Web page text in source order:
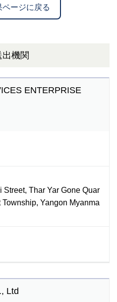
ページに戻る
出機関
ENTERPRISE
Thar Yar Gone Quar
Yangon Myanma
Ltd